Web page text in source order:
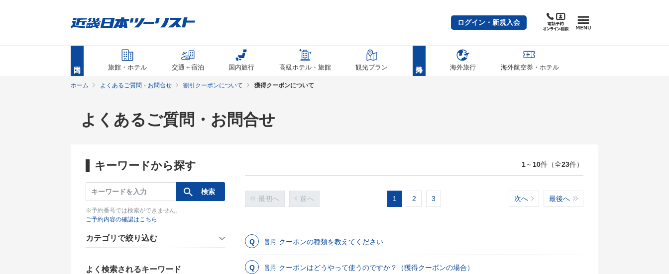
ログイン・新規入会
旅館・ホテル 交通＋宿泊 国内旅行 高級ホテル・旅館 観光プラン 海外旅行 海外航空券・ホテル
ホーム よくあるご質問・お問合せ 割引クーポンについて 獲得クーポンについて
よくあるご質問・お問合せ
キーワードから探す
※予約番号では検索ができません。
ご予約内容の確認はこちら
カテゴリで絞り込む
よく検索されるキーワード
1～ 10件（全23件）
最初へ 前へ 1 2 3 次へ 最後へ
割引クーポンの種類を教えてください
割引クーポンはどうやって使うのですか？（獲得クーポンの場合）